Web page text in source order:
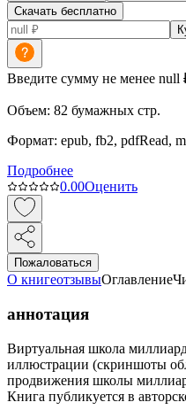
Скачать бесплатно
Введите сумму не менее null
Объем: 82 бумажных стр.
Формат: epub, fb2, pdfRead,
Подробнее
0.00Оценить
Пожаловаться
О книгеотзывыОглавление
аннотация
Виртуальная школа
иллюстрации (скриншоты
продвижения школы
Книга публикуется в